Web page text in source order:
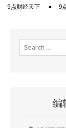
content
Sub9点财经天下 9
编